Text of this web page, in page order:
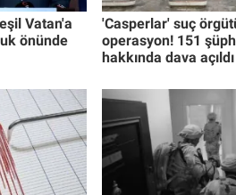
Vatan'a
önünde
'Casperlar' suç
operasyon! 151
hakkında dava açıldı